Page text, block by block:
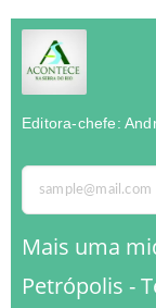
Editora-chefe:
Mais uma
Petrópolis -